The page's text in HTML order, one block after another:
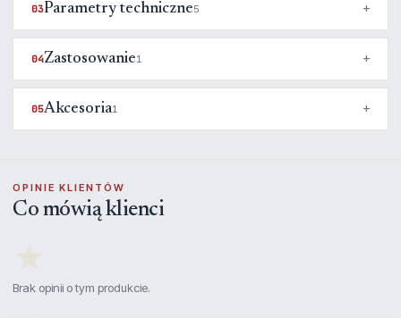
03Parametry techniczne5
04Zastosowanie1
05Akcesoria1
OPINIE KLIENTÓW
Co mówią klienci
Brak opinii o tym produkcie.